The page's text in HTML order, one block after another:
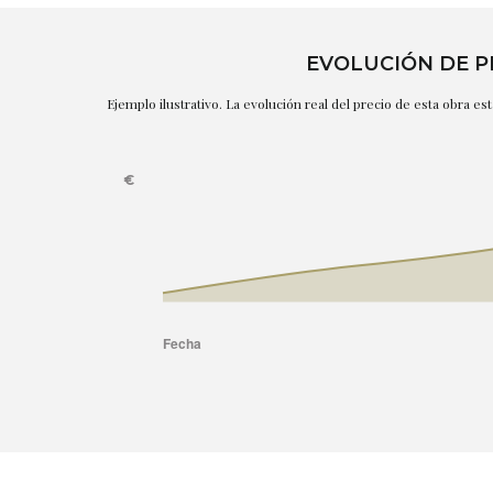
EVOLUCIÓN DE
Ejemplo ilustrativo. La evolución real del precio de esta obra